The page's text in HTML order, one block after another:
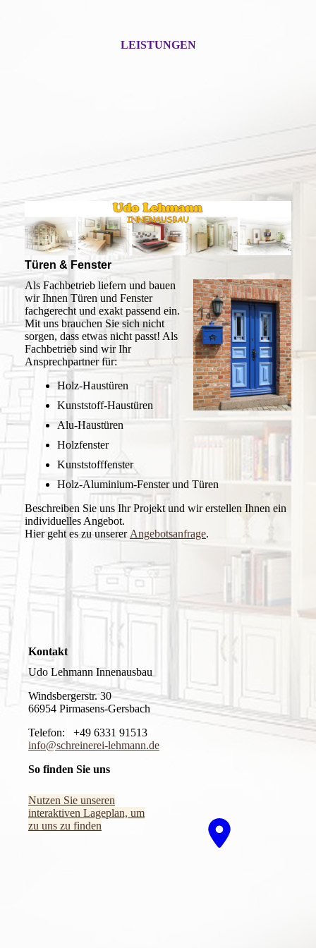
LEISTUNGEN
Türen & Fenster
Als Fachbetrieb liefern und bauen
wir Ihnen Türen und Fenster
fachgerecht und exakt passend ein.
Mit uns brauchen Sie sich nicht
sorgen, dass etwas nicht passt! Als
Fachbetrieb sind wir Ihr
Ansprechpartner für:
Holz-Haustüren
Kunststoff-Haustüren
Alu-Haustüren
Holzfenster
Kunststofffenster
Holz-Aluminium-Fenster und Türen
Beschreiben Sie uns Ihr Projekt und wir erstellen Ihnen ein
individuelles Angebot.
Hier geht es zu unserer Angebotsanfrage.
Kontakt
Udo Lehmann Innenausbau
Windsbergerstr. 30
66954 Pirmasens-Gersbach
Telefon: +49 6331 91513
info@schreinerei-lehmann.de
So finden Sie uns
Nutzen Sie unseren
interaktiven La­ge­plan, um
zu uns zu finden